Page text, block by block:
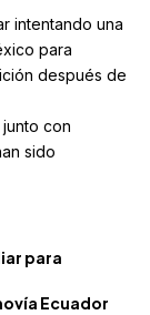
intentando una
para
después de
con
sido
para
Ecuador